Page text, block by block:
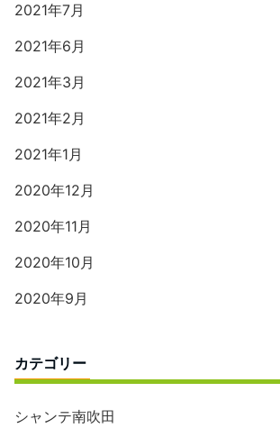
2021年7月
2021年6月
2021年3月
2021年2月
2021年1月
2020年12月
2020年11月
2020年10月
2020年9月
カテゴリー
シャンテ南吹田